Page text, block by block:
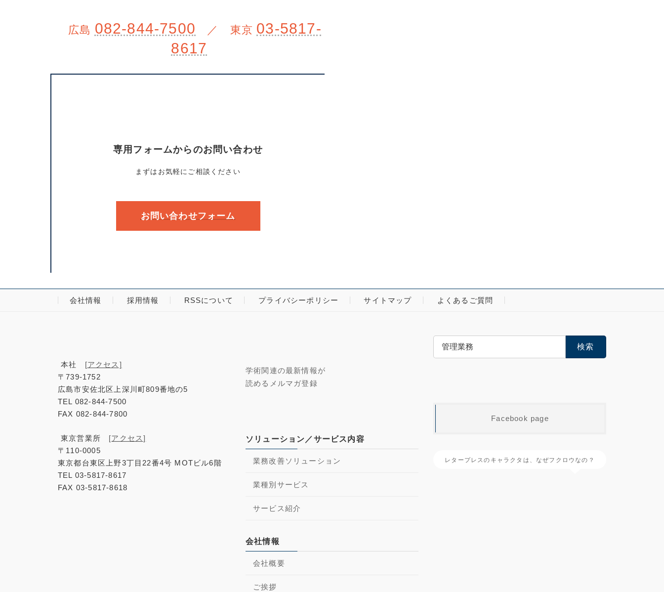
広島 082-844-7500 ／ 東京 03-5817-
8617
専用フォームからのお問い合わせ
まずはお気軽にご相談ください
お問い合わせフォーム
会社情報 採用情報 RSSについて プライバシーポリシー サイトマップ よくあるご質問
本社 [アクセス]
〒739-1752
広島市安佐北区上深川町809番地の5
TEL 082-844-7500
FAX 082-844-7800
東京営業所 [アクセス]
〒110-0005
東京都台東区上野3丁目22番4号 MOTビル6階
TEL 03-5817-8617
FAX 03-5817-8618
学術関連の最新情報が
読めるメルマガ登録
ソリューション／サービス内容
業務改善ソリューション
業種別サービス
サービス紹介
会社情報
会社概要
ご挨拶
Facebook page
レタープレスのキャラクタは、なぜフクロウなの？